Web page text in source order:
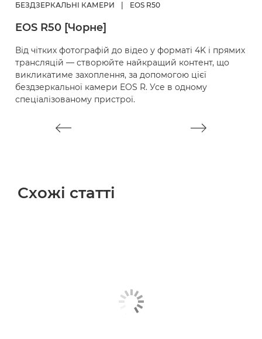
БЕЗДЗЕРКАЛЬНІ КАМЕРИ | EOS R50
EOS R50 [Чорне]
Від чітких фотографій до відео у форматі 4K і прямих
трансляцій — створюйте найкращий контент, що
викликатиме захоплення, за допомогою цієї
бездзеркальної камери EOS R. Усе в одному
спеціалізованому пристрої.
Схожі статті